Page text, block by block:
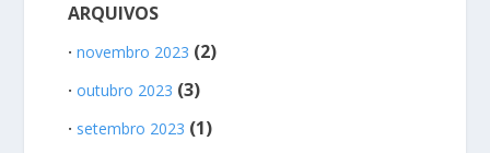
ARQUIVOS
novembro 2023 (2)
outubro 2023 (3)
setembro 2023 (1)